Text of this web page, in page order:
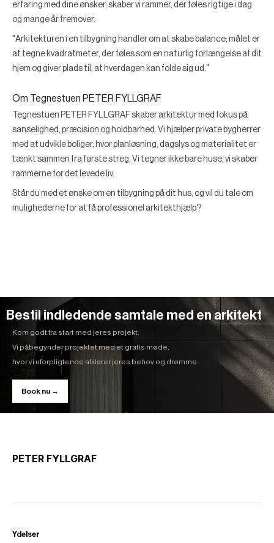
erfaring med dine ønsker, skaber vi rammer, der føles rigtige i dag
og mange år fremover.
"Arkitekturen i en tilbygning handler om at skabe balance; målet er
at tegne kvadratmeter, der føles som en naturlig forlængelse af dit
hjem og giver plads til, at hverdagen kan folde sig ud."
Om Tegnestuen PETER FYLLGRAF
Tegnestuen PETER FYLLGRAF skaber arkitektur med fokus på
sanselighed, præcision og holdbarhed. Vi hjælper private bygherrer
med at udvikle boliger, hvor planløsning, dagslys og materialitet er
tænkt sammen fra første streg. Vi tegner ikke bare huse; vi skaber
rammerne for det levede liv.
Står du med et ønske om en tilbygning på dit hus, og vil du tale om
mulighederne for at få professionel arkitekthjælp?
Bestil indledende samtale med en arkitekt
Kom godt fra start med jeres projekt.
Vi påbegynder projektet med et gratis møde,
hvor vi uforpligtende afklarer jeres behov og drømme.
Book nu →
PETER FYLLGRAF
Ydelser